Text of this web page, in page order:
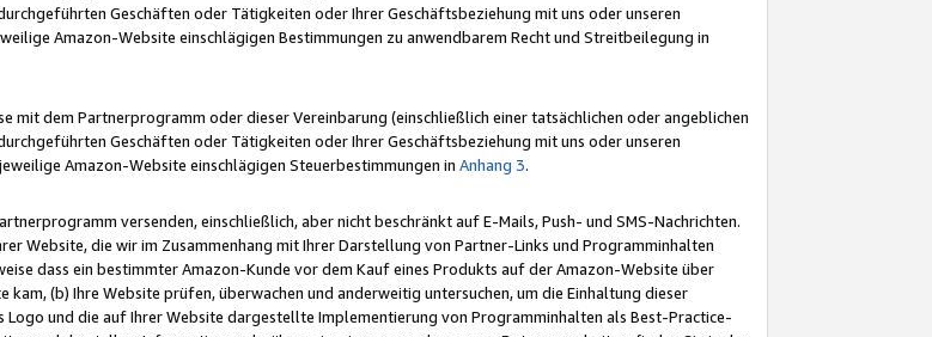
Geschäften oder Tätigkeiten oder Ihrer Geschäftsbeziehung mit uns oder unseren
Amazon-Website einschlägigen Bestimmungen zu anwendbarem Recht und Streitbeilegung in
mit dem Partnerprogramm oder dieser Vereinbarung (einschließlich einer tatsächlichen oder angeblichen
Geschäften oder Tätigkeiten oder Ihrer Geschäftsbeziehung mit uns oder unseren
Amazon-Website einschlägigen Steuerbestimmungen in Anhang 3.
versenden, einschließlich, aber nicht beschränkt auf E-Mails, Push- und SMS-Nachrichten.
Website, die wir im Zusammenhang mit Ihrer Darstellung von Partner-Links und Programminhalten
dass ein bestimmter Amazon-Kunde vor dem Kauf eines Produkts auf der Amazon-Website über
(b) Ihre Website prüfen, überwachen und anderweitig untersuchen, um die Einhaltung dieser
und die auf Ihrer Website dargestellte Implementierung von Programminhalten als Best-Practice-